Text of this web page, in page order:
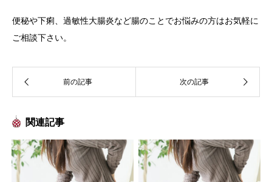
便秘や下痢、過敏性大腸炎など腸のことでお悩みの方はお気軽に
ご相談下さい。
関連記事